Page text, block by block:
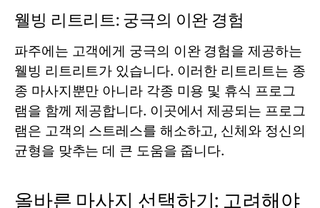
웰빙 리트리트: 궁극의 이완 경험
파주에는 고객에게 궁극의 이완 경험을 제공하는
웰빙 리트리트가 있습니다. 이러한 리트리트는 종
종 마사지뿐만 아니라 각종 미용 및 휴식 프로그
램을 함께 제공합니다. 이곳에서 제공되는 프로그
램은 고객의 스트레스를 해소하고, 신체와 정신의
균형을 맞추는 데 큰 도움을 줍니다.
올바른 마사지 선택하기: 고려해야